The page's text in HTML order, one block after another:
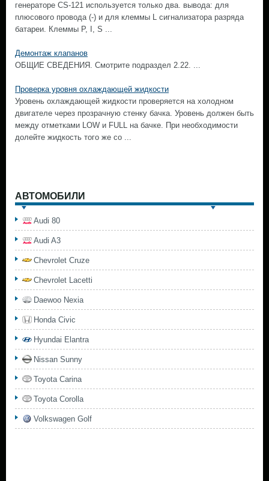
генераторе CS-121 используется только два. вывода: для
плюсового провода (-) и для клеммы L сигнализатора разряда
батареи. Клеммы Р, I, S ...
Демонтаж клапанов
ОБЩИЕ СВЕДЕНИЯ. Смотрите подраздел 2.22. ...
Проверка уровня охлаждающей жидкости
Уровень охлаждающей жидкости проверяется на холодном
двигателе через прозрачную стенку бачка. Уровень должен быть
между отметками LOW и FULL на бачке. При необходимости
долейте жидкость того же со ...
АВТОМОБИЛИ
Audi 80
Audi A3
Chevrolet Cruze
Chevrolet Lacetti
Daewoo Nexia
Honda Civic
Hyundai Elantra
Nissan Sunny
Toyota Carina
Toyota Corolla
Volkswagen Golf